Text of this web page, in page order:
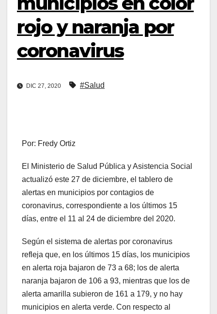
rojo y naranja por
coronavirus
DIC 27, 2020 #Salud
Por: Fredy Ortiz
El Ministerio de Salud Pública y Asistencia Social
actualizó este 27 de diciembre, el tablero de
alertas en municipios por contagios de
coronavirus, correspondiente a los últimos 15
días, entre el 11 al 24 de diciembre del 2020.
Según el sistema de alertas por coronavirus
refleja que, en los últimos 15 días, los municipios
en alerta roja bajaron de 73 a 68; los de alerta
naranja bajaron de 106 a 93, mientras que los de
alerta amarilla subieron de 161 a 179, y no hay
municipios en alerta verde. Con respecto al